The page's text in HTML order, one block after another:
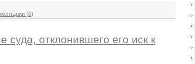
(0)
отклонившего его иск к